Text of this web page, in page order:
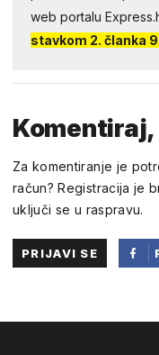
web portalu
stavkom 2. članka
Komentiraj,
Za komentiranje je
račun? Registracija je
uključi se u raspravu.
PRIJAVI SE